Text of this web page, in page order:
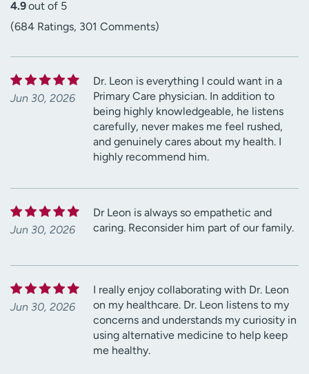
4.9out of 5
(684 Ratings, 301 Comments)
Jun 30, 2026
Dr. Leon is everything I could want in a
Primary Care physician. In addition to
being highly knowledgeable, he listens
carefully, never makes me feel rushed,
and genuinely cares about my health. I
highly recommend him.
Jun 30, 2026
Dr Leon is always so empathetic and
caring. Reconsider him part of our family.
Jun 30, 2026
I really enjoy collaborating with Dr. Leon
on my healthcare. Dr. Leon listens to my
concerns and understands my curiosity in
using alternative medicine to help keep
me healthy.